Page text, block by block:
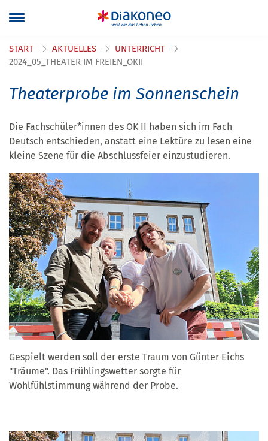
START AKTUELLES
UNTERRICHT
2024_05_THEATER IM FREIEN_OKII
Theaterprobe im Sonnenschein
Die Fachschüler*innen des OK II haben sich im Fach
Deutsch entschieden, anstatt eine Lektüre zu lesen eine
kleine Szene für die Abschlussfeier einzustudieren.
Gespielt werden soll der erste Traum von Günter Eichs
"Träume". Das Frühlingswetter sorgte für
Wohlfühlstimmung während der Probe.